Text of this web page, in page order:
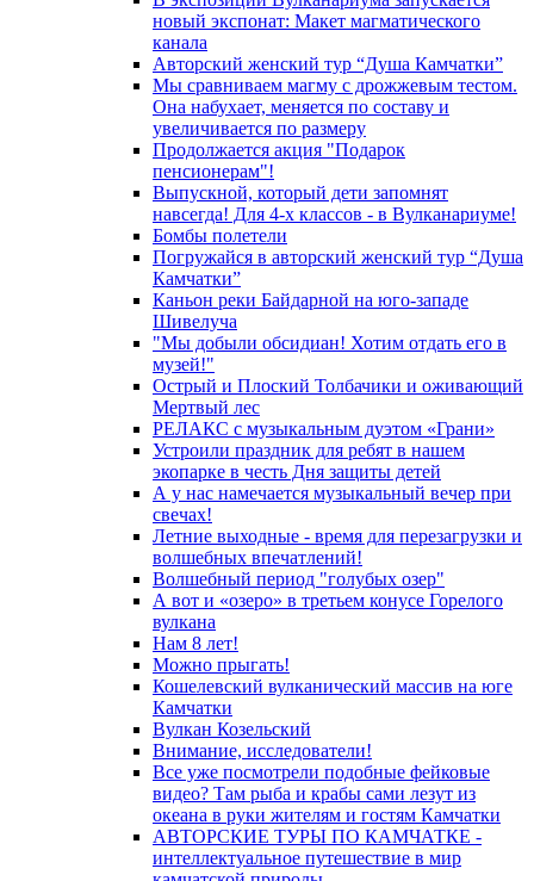
новый экспонат: Макет магматического
канала
Авторский женский тур “Душа Камчатки”
Мы сравниваем магму с дрожжевым тестом.
Она набухает, меняется по составу и
увеличивается по размеру
Продолжается акция "Подарок
пенсионерам"!
Выпускной, который дети запомнят
навсегда! Для 4-х классов - в Вулканариуме!
Бомбы полетели
Погружайся в авторский женский тур “Душа
Камчатки”
Каньон реки Байдарной на юго-западе
Шивелуча
"Мы добыли обсидиан! Хотим отдать его в
музей!"
Острый и Плоский Толбачики и оживающий
Мертвый лес
РЕЛАКС с музыкальным дуэтом «Грани»
Устроили праздник для ребят в нашем
экопарке в честь Дня защиты детей
А у нас намечается музыкальный вечер при
свечах!
Летние выходные - время для перезагрузки и
волшебных впечатлений!
Волшебный период "голубых озер"
А вот и «озеро» в третьем конусе Горелого
вулкана
Нам 8 лет!
Можно прыгать!
Кошелевский вулканический массив на юге
Камчатки
Вулкан Козельский
Внимание, исследователи!
Все уже посмотрели подобные фейковые
видео? Там рыба и крабы сами лезут из
океана в руки жителям и гостям Камчатки
АВТОРСКИЕ ТУРЫ ПО КАМЧАТКЕ -
интеллектуальное путешествие в мир